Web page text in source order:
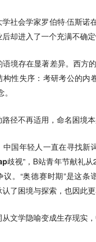
社会学家罗伯特·伍斯
却进入了一个充满不确定
语境存在显著差异。西方
构性失序：考研考公的内
径不再适用，命名困境本
中国年轻人一直在寻找新
歧视”，B站青年节献礼从
议。“奥德赛时期”是这
了困境与探索 ，也因此
文学隐喻变成生存现实